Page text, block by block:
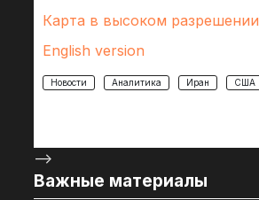
Карта в высоком разрешении
English version
Новости Аналитика Иран США
-->
Важные материалы